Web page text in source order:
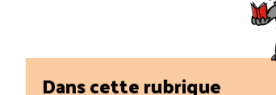
Barre
Dans cette rubrique